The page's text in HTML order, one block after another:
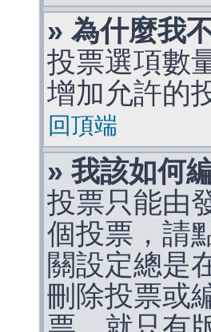
» 為什麼我
投票選項數
增加允許的
回頂端
» 我該如何
投票只能由
個投票，請
關設定總是
刪除投票或